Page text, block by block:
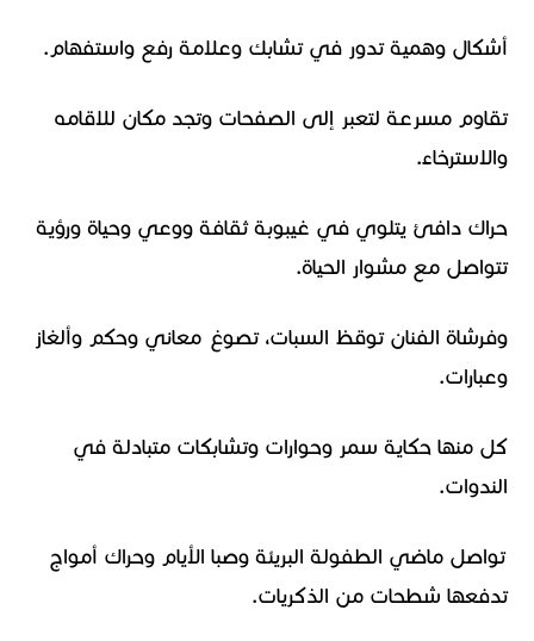
أشكال وهمية تدور في تشابك وعلامة رفع واستفهام.
تقاوم مسرعة لتعبر إلى الصفحات وتجد مكان للاقامه
والاسترخاء.
حراك دافئ يتلوي في غيبوبة ثقافة ووعي وحياة ورؤية
تتواصل مع مشوار الحياة.
وفرشاة الفنان توقظ السبات، تصوغ معاني وحكم وألغاز
وعبارات.
كل منها حكاية سمر وحوارات وتشابكات متبادلة في
الندوات.
تواصل ماضي الطفولة البريئة وصبا الأيام وحراك أمواج
تدفعها شطحات من الذكريات.